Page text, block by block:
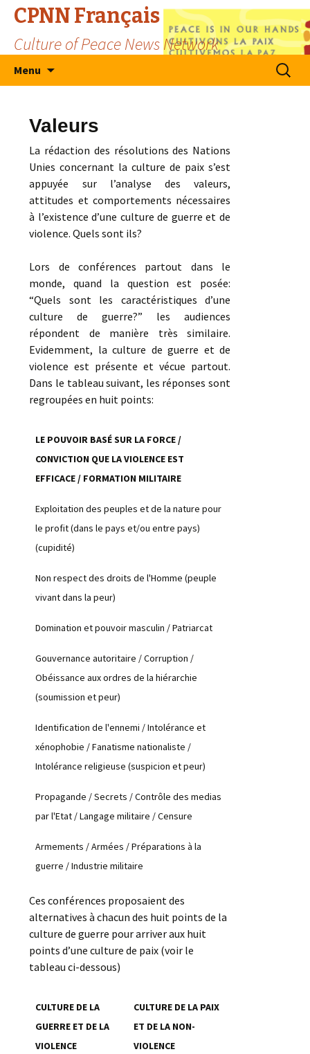
CPNN Français
Culture of Peace News Network
Menu
Search
for:
Valeurs
La rédaction des résolutions des Nations
Unies concernant la culture de paix s’est
appuyée sur l’analyse des valeurs,
attitudes et comportements nécessaires
à l’existence d’une culture de guerre et de
violence. Quels sont ils?
Lors de conférences partout dans le
monde, quand la question est posée:
“Quels sont les caractéristiques d’une
culture de guerre?” les audiences
répondent de manière très similaire.
Evidemment, la culture de guerre et de
violence est présente et vécue partout.
Dans le tableau suivant, les réponses sont
regroupées en huit points:
LE POUVOIR BASÉ SUR LA FORCE /
CONVICTION QUE LA VIOLENCE EST
EFFICACE / FORMATION MILITAIRE
Exploitation des peuples et de la nature pour
le profit (dans le pays et/ou entre pays)
(cupidité)
Non respect des droits de l'Homme (peuple
vivant dans la peur)
Domination et pouvoir masculin / Patriarcat
Gouvernance autoritaire / Corruption /
Obéissance aux ordres de la hiérarchie
(soumission et peur)
Identification de l'ennemi / Intolérance et
xénophobie / Fanatisme nationaliste /
Intolérance religieuse (suspicion et peur)
Propagande / Secrets / Contrôle des medias
par l'Etat / Langage militaire / Censure
Armements / Armées / Préparations à la
guerre / Industrie militaire
Ces conférences proposaient des
alternatives à chacun des huit points de la
culture de guerre pour arriver aux huit
points d’une culture de paix (voir le
tableau ci-dessous)
CULTURE DE LA
GUERRE ET DE LA
VIOLENCE
CULTURE DE LA PAIX
ET DE LA NON-
VIOLENCE